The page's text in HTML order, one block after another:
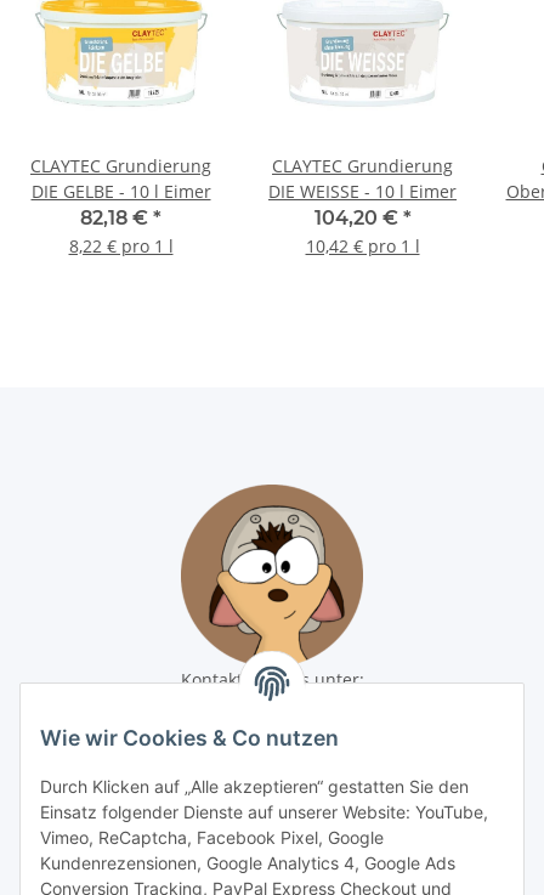
Wie wir Cookies & Co nutzen
Durch Klicken auf „Alle akzeptieren“ gestatten Sie den
Einsatz folgender Dienste auf unserer Website: YouTube,
Vimeo, ReCaptcha, Facebook Pixel, Google
Kundenrezensionen, Google Analytics 4, Google Ads
Conversion Tracking, PayPal Express Checkout und
CLAYTEC Grundierung
DIE GELBE - 10 l Eimer
82,18 € *
8,22 € pro 1 l
CLAYTEC Grundierung
DIE WEISSE - 10 l Eimer
104,20 € *
10,42 € pro 1 l
Kontaktiere uns unter:
shop@baunativ.de
+49 3435 66699899
Informationen
Gesetzliche Informationen